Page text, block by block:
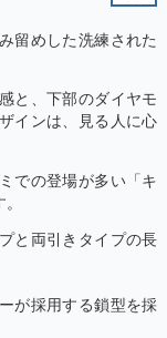
留めした洗練された
と、下部のダイヤモ
インは、見る人に心
での登場が多い「キ
と両引きタイプの長
が採用する鎖型を採